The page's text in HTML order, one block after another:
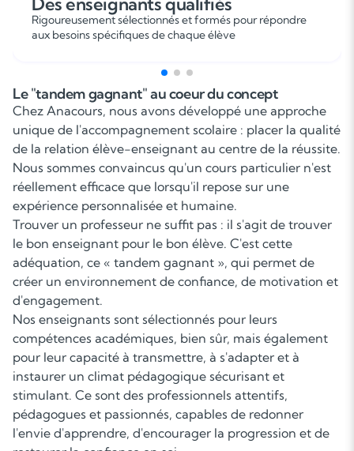
Rigoureusement sélectionnés et formés pour répondre
aux besoins spécifiques de chaque élève
Le "tandem gagnant" au coeur du concept
Chez Anacours, nous avons développé une approche
unique de l'accompagnement scolaire : placer la qualité
de la relation élève-enseignant au centre de la réussite.
Nous sommes convaincus qu'un cours particulier n'est
réellement efficace que lorsqu'il repose sur une
expérience personnalisée et humaine.
Trouver un professeur ne suffit pas : il s'agit de trouver
le bon enseignant pour le bon élève. C'est cette
adéquation, ce « tandem gagnant », qui permet de
créer un environnement de confiance, de motivation et
d'engagement.
Nos enseignants sont sélectionnés pour leurs
compétences académiques, bien sûr, mais également
pour leur capacité à transmettre, à s'adapter et à
instaurer un climat pédagogique sécurisant et
stimulant. Ce sont des professionnels attentifs,
pédagogues et passionnés, capables de redonner
l'envie d'apprendre, d'encourager la progression et de